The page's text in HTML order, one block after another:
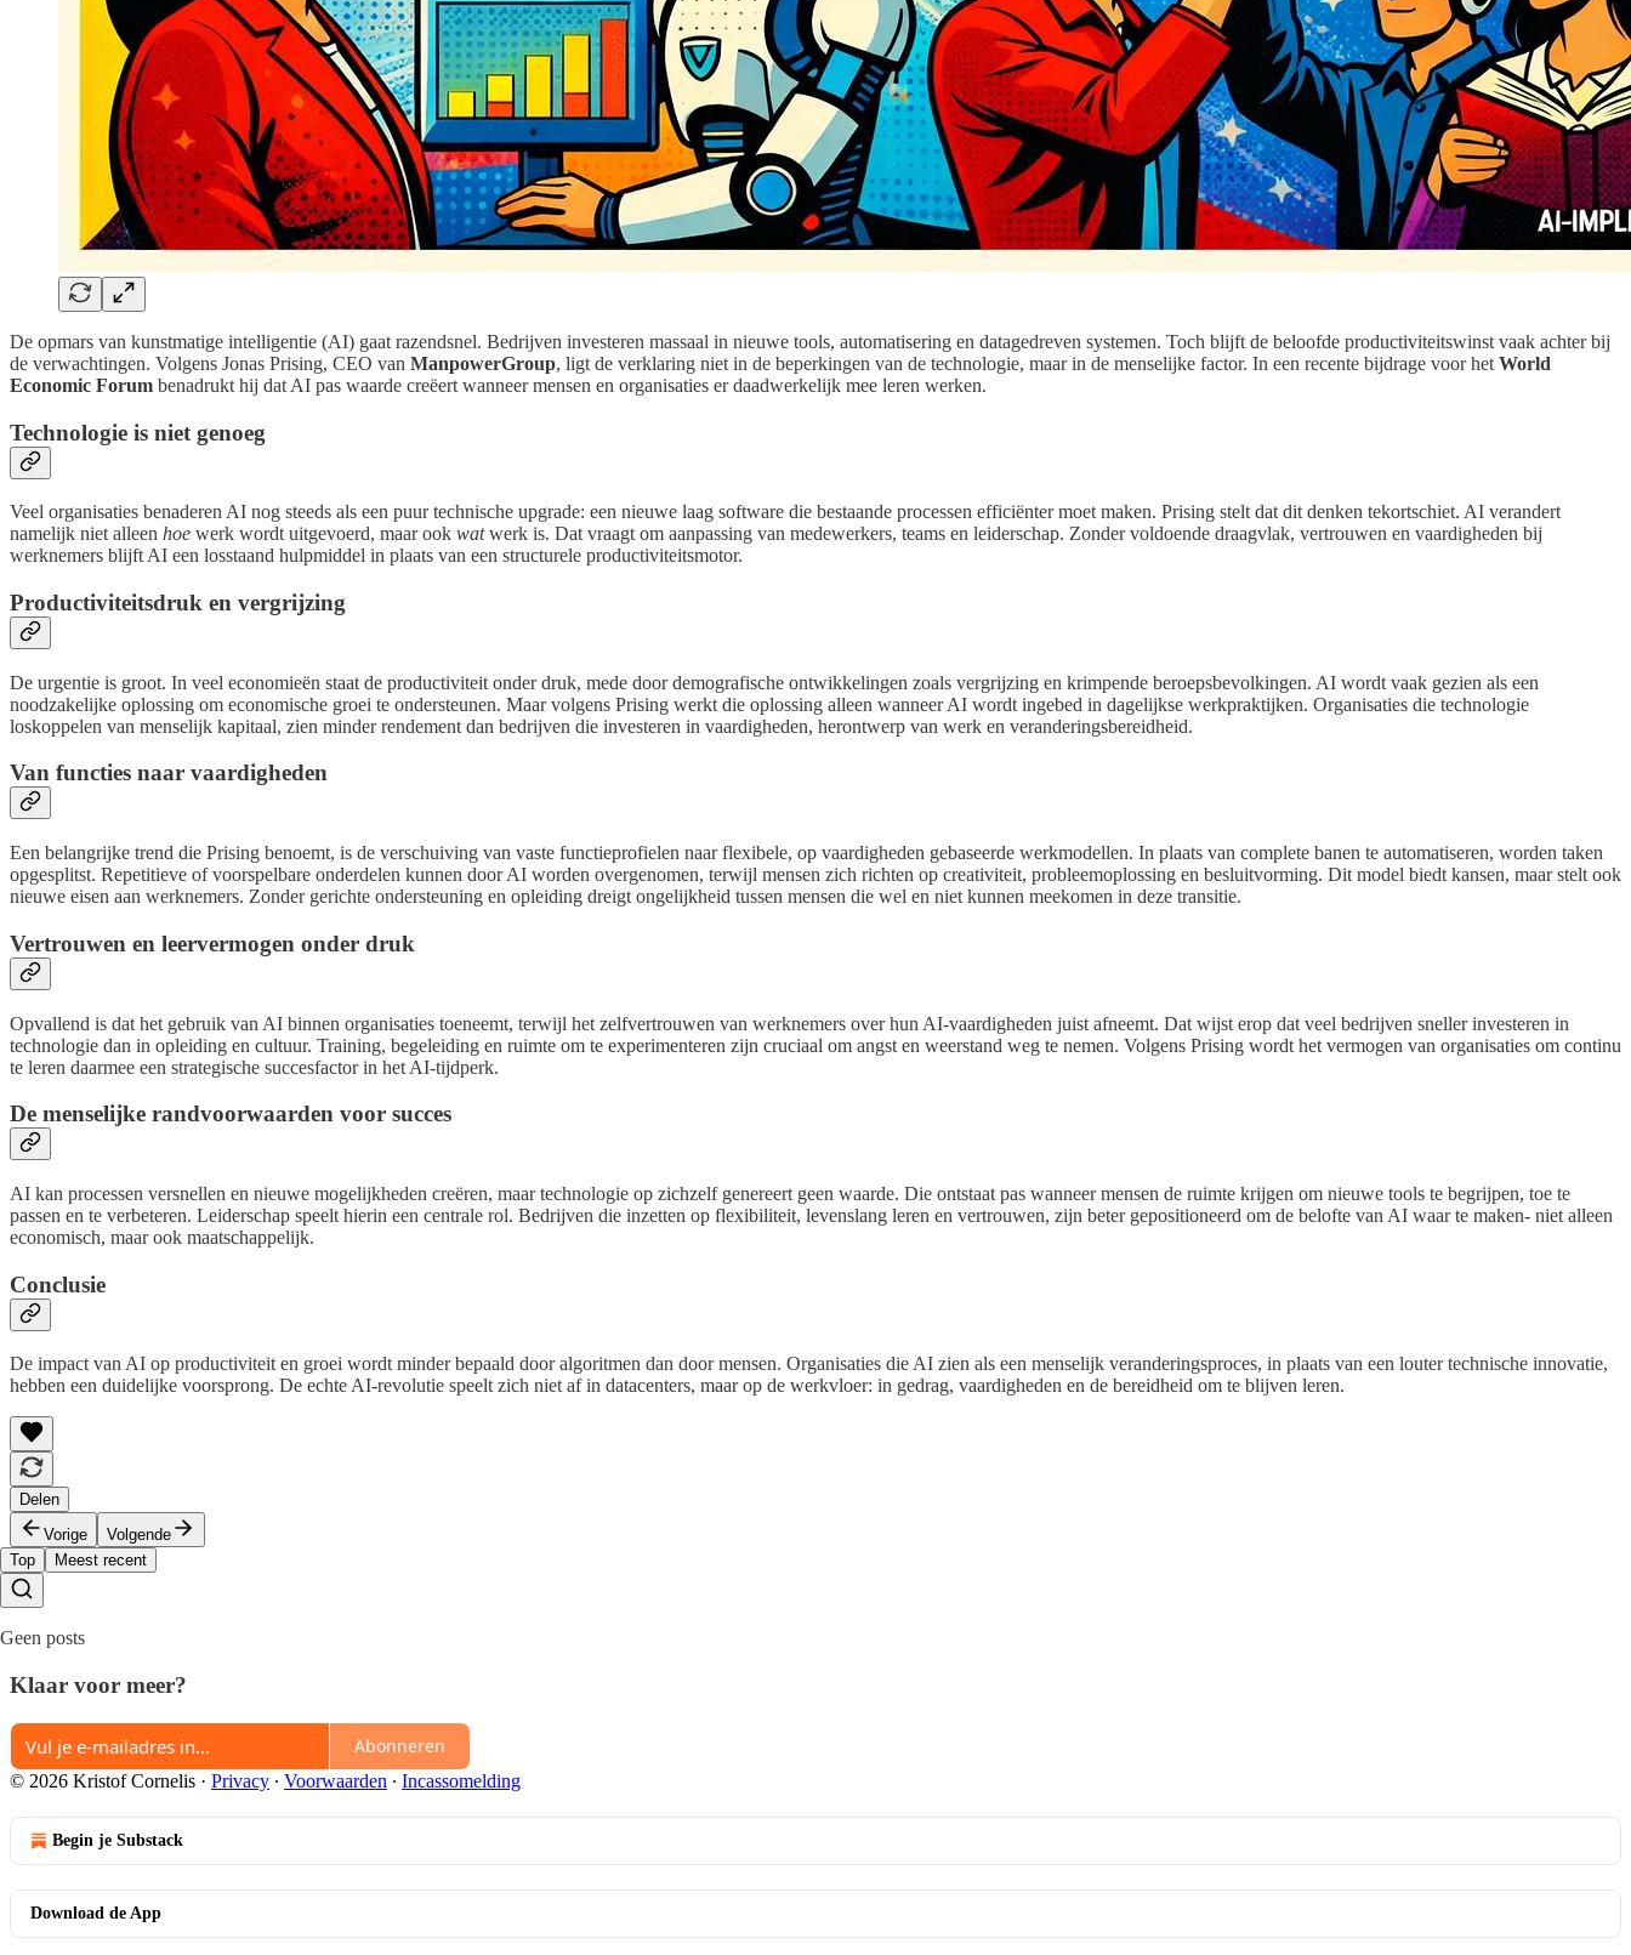
De opmars van kunstmatige intelligentie (AI) gaat razendsnel. Bedrijven investeren massaal in nieuwe tools, automatisering en datagedreven systemen. Toch blijft de beloofde productiviteitswinst vaak achter bij
de verwachtingen. Volgens Jonas Prising, CEO van ManpowerGroup, ligt de verklaring niet in de beperkingen van de technologie, maar in de menselijke factor. In een recente bijdrage voor het World
Economic Forum benadrukt hij dat AI pas waarde creëert wanneer mensen en organisaties er daadwerkelijk mee leren werken.
Technologie is niet genoeg
Veel organisaties benaderen AI nog steeds als een puur technische upgrade: een nieuwe laag software die bestaande processen efficiënter moet maken. Prising stelt dat dit denken tekortschiet. AI verandert
namelijk niet alleen hoe werk wordt uitgevoerd, maar ook watwerk is. Dat vraagt om aanpassing van medewerkers, teams en leiderschap. Zonder voldoende draagvlak, vertrouwen en vaardigheden bij
werknemers blijft AI een losstaand hulpmiddel in plaats van een structurele productiviteitsmotor.
Productiviteitsdruk en vergrijzing
De urgentie is groot. In veel economieën staat de productiviteit onder druk, mede door demografische ontwikkelingen zoals vergrijzing en krimpende beroepsbevolkingen. AI wordt vaak gezien als een
noodzakelijke oplossing om economische groei te ondersteunen. Maar volgens Prising werkt die oplossing alleen wanneer AI wordt ingebed in dagelijkse werkpraktijken. Organisaties die technologie
loskoppelen van menselijk kapitaal, zien minder rendement dan bedrijven die investeren in vaardigheden, herontwerp van werk en veranderingsbereidheid.
Van functies naar vaardigheden
Een belangrijke trend die Prising benoemt, is de verschuiving van vaste functieprofielen naar flexibele, op vaardigheden gebaseerde werkmodellen. In plaats van complete banen te automatiseren, worden taken
opgesplitst. Repetitieve of voorspelbare onderdelen kunnen door AI worden overgenomen, terwijl mensen zich richten op creativiteit, probleemoplossing en besluitvorming. Dit model biedt kansen, maar stelt ook
nieuwe eisen aan werknemers. Zonder gerichte ondersteuning en opleiding dreigt ongelijkheid tussen mensen die wel en niet kunnen meekomen in deze transitie.
Vertrouwen en leervermogen onder druk
Opvallend is dat het gebruik van AI binnen organisaties toeneemt, terwijl het zelfvertrouwen van werknemers over hun AI-vaardigheden juist afneemt. Dat wijst erop dat veel bedrijven sneller investeren in
technologie dan in opleiding en cultuur. Training, begeleiding en ruimte om te experimenteren zijn cruciaal om angst en weerstand weg te nemen. Volgens Prising wordt het vermogen van organisaties om continu
te leren daarmee een strategische succesfactor in het AI-tijdperk.
De menselijke randvoorwaarden voor succes
AI kan processen versnellen en nieuwe mogelijkheden creëren, maar technologie op zichzelf genereert geen waarde. Die ontstaat pas wanneer mensen de ruimte krijgen om nieuwe tools te begrijpen, toe te
passen en te verbeteren. Leiderschap speelt hierin een centrale rol. Bedrijven die inzetten op flexibiliteit, levenslang leren en vertrouwen, zijn beter gepositioneerd om de belofte van AI waar te maken- niet alleen
economisch, maar ook maatschappelijk.
Conclusie
De impact van AI op productiviteit en groei wordt minder bepaald door algoritmen dan door mensen. Organisaties die AI zien als een menselijk veranderingsproces, in plaats van een louter technische innovatie,
hebben een duidelijke voorsprong. De echte AI-revolutie speelt zich niet af in datacenters, maar op de werkvloer: in gedrag, vaardigheden en de bereidheid om te blijven leren.
Delen
Vorige
Volgende
Top
Meest recent
Geen posts
Klaar voor meer?
Abonneren
© 2026 Kristof Cornelis · Privacy ∙ Voorwaarden ∙ Incassomelding
Begin je Substack
Download de App